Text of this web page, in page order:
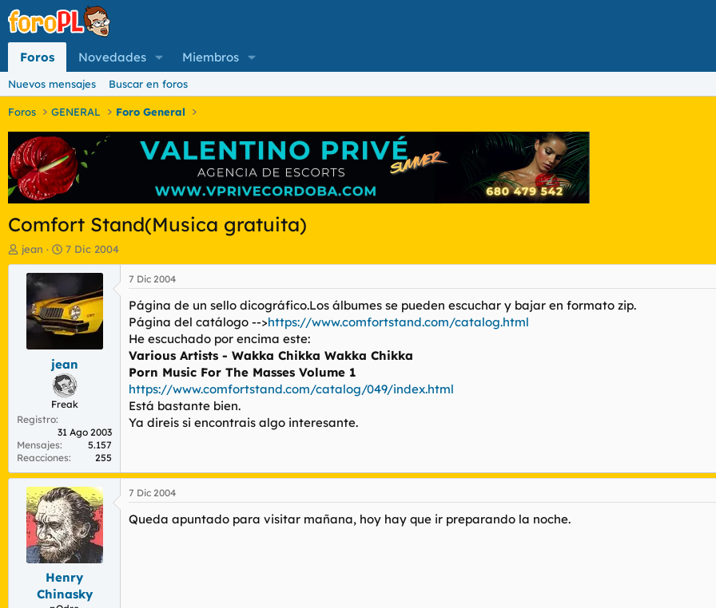
Foros Novedades Miembros
Nuevos mensajes Buscar en foros
Foros GENERAL Foro General
Comfort Stand(Musica gratuita)
I
n
a
o
t
m
a
jean
F
e
c
a
d
e
i
n
i
c
i
7 Dic 2004
jean
Freak
Registro
31 Ago 2003
Mensajes
5.157
Reacciones
255
7 Dic 2004
Página de un sello dicográfico.Los álbumes se pueden escuchar y bajar en formato zip.
Página del catálogo -->https://www.comfortstand.com/catalog.html
He escuchado por encima este:
Various Artists - Wakka Chikka Wakka Chikka
Porn Music For The Masses Volume 1
https://www.comfortstand.com/catalog/049/index.html
Está bastante bien.
Ya direis si encontrais algo interesante.
Henry
Chinasky
7 Dic 2004
Queda apuntado para visitar mañana, hoy hay que ir preparando la noche.